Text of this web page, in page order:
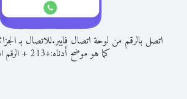
اتصل بالرقم من لوحة اتصال فايبر.للاتصال بـ
كما هو موضح أدناه:+
213
+الرقم